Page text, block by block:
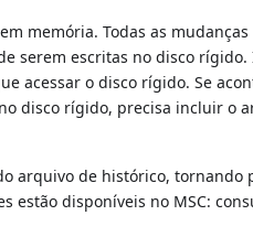
memória. Todas as
serem escritas no disco rígido.
acessar o disco rígido. Se
disco rígido, precisa incluir o
arquivo de histórico, tornando
estão disponíveis no MSC: